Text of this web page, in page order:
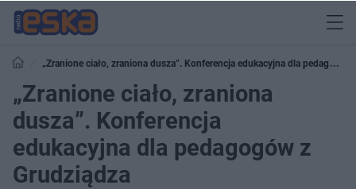
„Zranione ciało, zraniona dusza”. Konferencja edukacyjna dla pedagogów
z Grudziądza
„Zranione ciało, zraniona
dusza”. Konferencja
edukacyjna dla pedagogów z
Grudziądza